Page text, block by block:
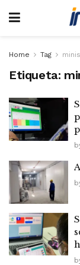
Home Tag
Etiqueta: